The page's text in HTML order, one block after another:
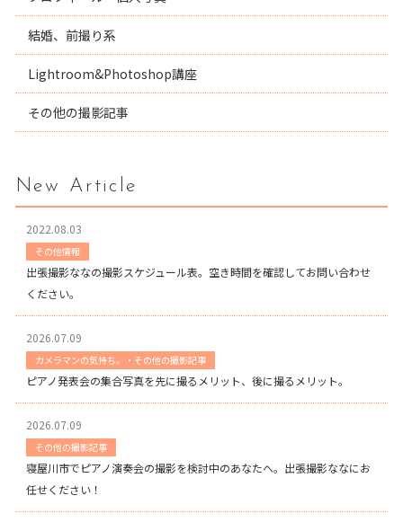
結婚、前撮り系
Lightroom&Photoshop講座
その他の撮影記事
New Article
2022.08.03
その他情報
出張撮影ななの撮影スケジュール表。空き時間を確認してお問い合わせ
ください。
2026.07.09
カメラマンの気持ち。・その他の撮影記事
ピアノ発表会の集合写真を先に撮るメリット、後に撮るメリット。
2026.07.09
その他の撮影記事
寝屋川市でピアノ演奏会の撮影を検討中のあなたへ。出張撮影ななにお
任せください！